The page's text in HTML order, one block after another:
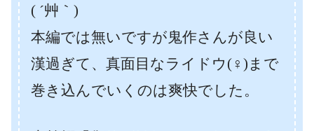
( ´艸｀)
本編では無いですが鬼作さんが良い
漢過ぎて、真面目なライドウ(♀)まで
巻き込んでいくのは爽快でした。